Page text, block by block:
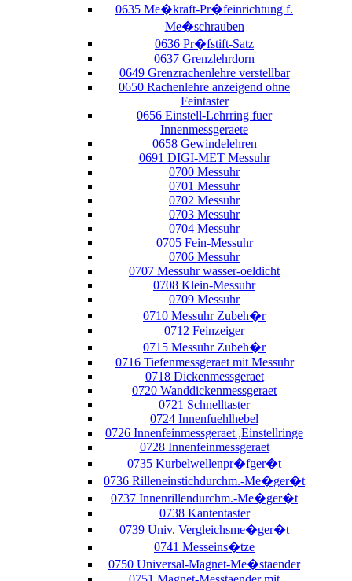
0635 Me�kraft-Pr�feinrichtung f.
Me�schrauben
0636 Pr�fstift-Satz
0637 Grenzlehrdorn
0649 Grenzrachenlehre verstellbar
0650 Rachenlehre anzeigend ohne
Feintaster
0656 Einstell-Lehrring fuer
Innenmessgeraete
0658 Gewindelehren
0691 DIGI-MET Messuhr
0700 Messuhr
0701 Messuhr
0702 Messuhr
0703 Messuhr
0704 Messuhr
0705 Fein-Messuhr
0706 Messuhr
0707 Messuhr wasser-oeldicht
0708 Klein-Messuhr
0709 Messuhr
0710 Messuhr Zubeh�r
0712 Feinzeiger
0715 Messuhr Zubeh�r
0716 Tiefenmessgeraet mit Messuhr
0718 Dickenmessgeraet
0720 Wanddickenmessgeraet
0721 Schnelltaster
0724 Innenfuehlhebel
0726 Innenfeinmessgeraet ,Einstellringe
0728 Innenfeinmessgeraet
0735 Kurbelwellenpr�fger�t
0736 Rilleneinstichdurchm.-Me�ger�t
0737 Innenrillendurchm.-Me�ger�t
0738 Kantentaster
0739 Univ. Vergleichsme�ger�t
0741 Messeins�tze
0750 Universal-Magnet-Me�staender